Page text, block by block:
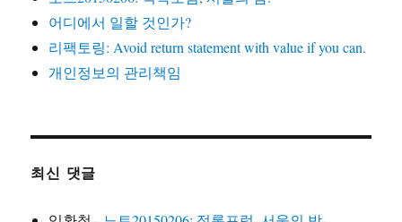
어디에서 일할 것인가?
리팩토링: Avoid return statement with value if you can.
개인정보의 관리책임
최신 댓글